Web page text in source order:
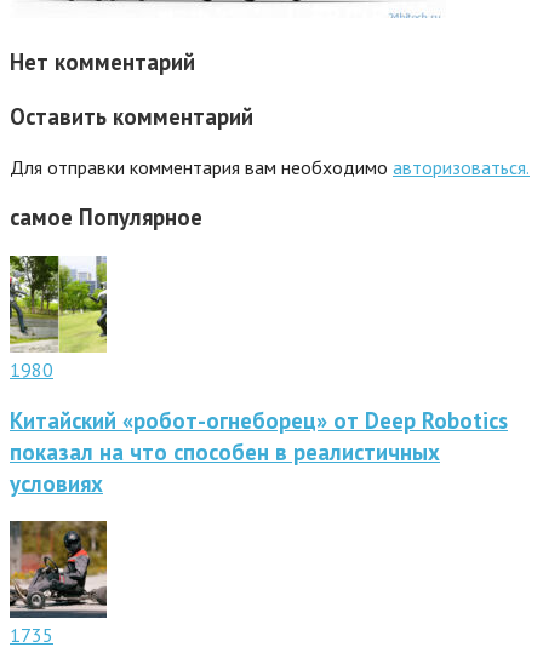
Нет комментарий
Оставить комментарий
Для отправки комментария вам необходимо авторизоваться.
самое Популярное
1980
Китайский «робот-огнеборец» от Deep Robotics
показал на что способен в реалистичных
условиях
1735